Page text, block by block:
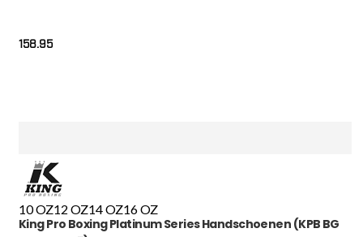
158.95
10 OZ12 OZ14 OZ16 OZ
King Pro Boxing Platinum Series Handschoenen (KPB BG